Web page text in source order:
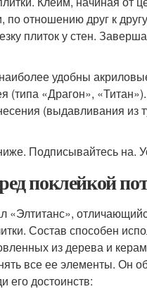
отношению друг к
плиток у стен.
удобны
(типа «Драгон»,
(выдавливания из
Подписывайтесь на.
поклейкой
«Элтитанс»,
Состав способен
из дерева и
все ее элементы. Он
его достоинств: